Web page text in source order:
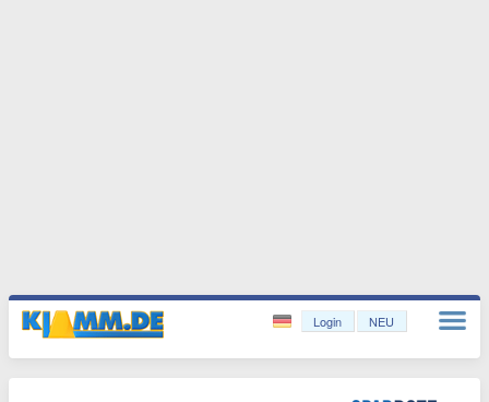
Login NEU